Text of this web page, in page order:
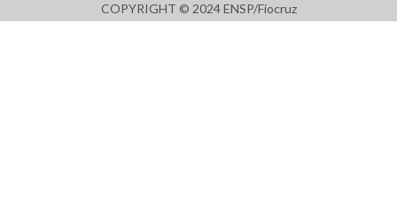
COPYRIGHT © 2024 ENSP/Fiocruz